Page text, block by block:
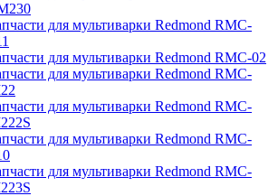
для мультиварки Redmond RMC-
для мультиварки Redmond RMC-02
для мультиварки Redmond RMC-
для мультиварки Redmond RMC-
для мультиварки Redmond RMC-
для мультиварки Redmond RMC-